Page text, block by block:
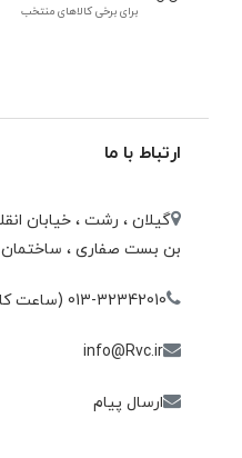
برای برخی کالاهای منتخب
ارتباط با ما
گیلان ، رشت ، خيابان
بن بست صفاری ،
013-32342010 (ساعت کاری 9 الی 20:30)
info@Rvc.ir
ارسال پیام